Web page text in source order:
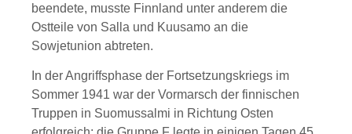
beendete, musste Finnland unter anderem die
Ostteile von Salla und Kuusamo an die
Sowjetunion abtreten.
In der Angriffsphase der Fortsetzungskriegs im
Sommer 1941 war der Vormarsch der finnischen
Truppen in Suomussalmi in Richtung Osten